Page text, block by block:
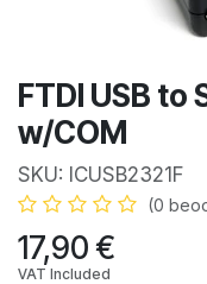
FTDI USB to
w/COM
SKU: ICUSB2321F
(0
17,90€
VAT Included